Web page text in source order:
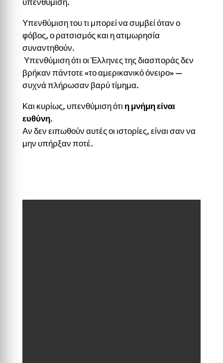
Υπενθύμιση του τι μπορεί να συμβεί όταν ο
φόβος, ο ρατσισμός και η ατιμωρησία
συναντηθούν.
Υπενθύμιση ότι οι Έλληνες της διασποράς δεν
βρήκαν πάντοτε «το αμερικανικό όνειρο» —
συχνά πλήρωσαν βαρύ τίμημα.
Και κυρίως, υπενθύμιση ότι η μνήμη είναι
ευθύνη.
Αν δεν ειπωθούν αυτές οι ιστορίες, είναι σαν να
μην υπήρξαν ποτέ.